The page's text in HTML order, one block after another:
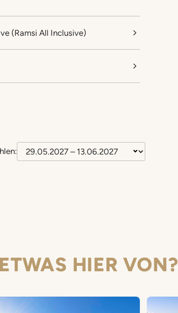
(Ramsi All Inclusive)
HIER VON?